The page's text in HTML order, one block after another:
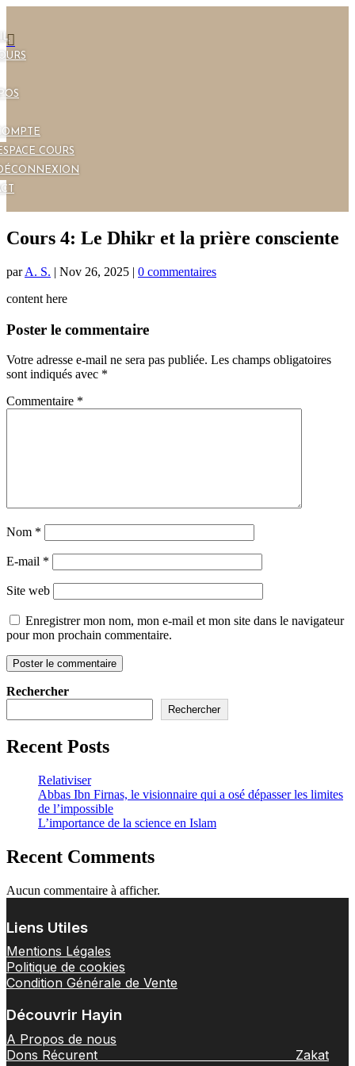
COURS

Cours 4: Le Dhikr et la prière consciente
parA. S. | Nov 26, 2025 | 0 commentaires
content here
Poster le commentaire
Votre adresse e-mail ne sera pas publiée. Les champs obligatoires
sont indiqués avec *
Commentaire *
Nom *
E-mail *
Site web
Enregistrer mon nom, mon e-mail et mon site dans le navigateur
pour mon prochain commentaire.
Rechercher
Rechercher
Recent Posts
Relativiser
Abbas Ibn Firnas, le visionnaire qui a osé dépasser les limites
de l’impossible
L’importance de la science en Islam
Recent Comments
Aucun commentaire à afficher.
Liens Utiles
Mentions Légales
Politique de cookies
Condition Générale de Vente
Découvrir Hayin
A Propos de nous
Dons Récurent Zakat